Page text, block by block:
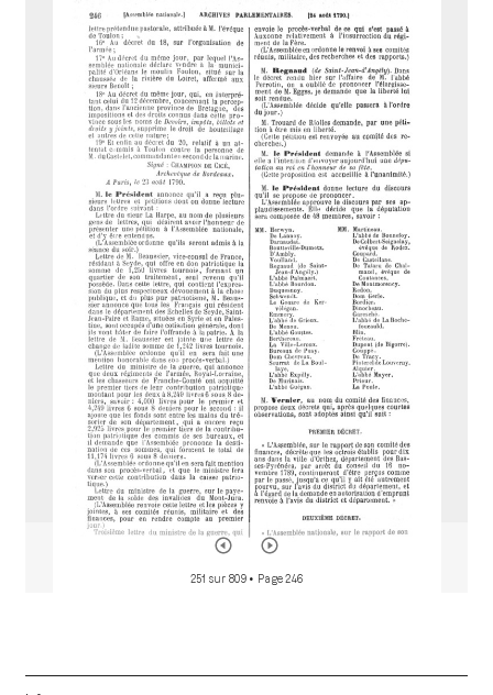
251 sur 809 • Page 246